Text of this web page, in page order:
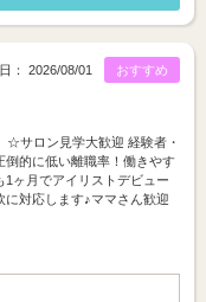
おすすめ
： 2026/08/01
☆サロン見学大歓迎 経験者・
的に低い離職率！働きやす
1ヶ月でアイリストデビュー
に対応します♪ママさん歓迎